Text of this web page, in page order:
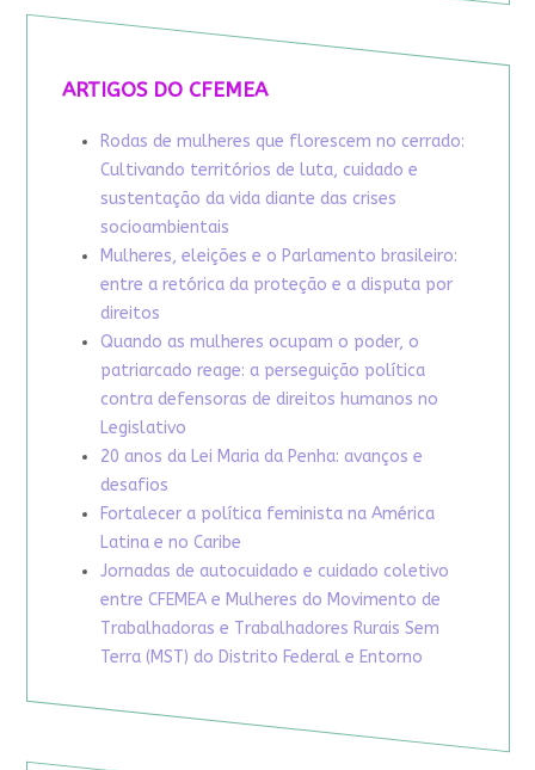
ARTIGOS DO CFEMEA
Rodas de mulheres que florescem no cerrado:
Cultivando territórios de luta, cuidado e
sustentação da vida diante das crises
socioambientais
Mulheres, eleições e o Parlamento brasileiro:
entre a retórica da proteção e a disputa por
direitos
Quando as mulheres ocupam o poder, o
patriarcado reage: a perseguição política
contra defensoras de direitos humanos no
Legislativo
20 anos da Lei Maria da Penha: avanços e
desafios
Fortalecer a política feminista na América
Latina e no Caribe
Jornadas de autocuidado e cuidado coletivo
entre CFEMEA e Mulheres do Movimento de
Trabalhadoras e Trabalhadores Rurais Sem
Terra (MST) do Distrito Federal e Entorno